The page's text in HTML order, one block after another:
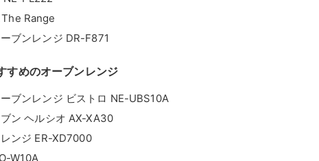
成や目的に合わせて考えよう
なサイズとは